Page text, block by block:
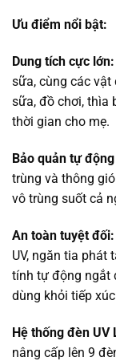
Ưu điểm nổi bật:
Dung tích cực lớn:
sữa, cùng các
sữa, đồ chơi, thìa
thời gian cho mẹ.
Bảo quản tự
trùng và thông
vô trùng suốt cả
An toàn tuyệt đối:
UV, ngăn tia phát
tính tự động ngắt
dùng khỏi tiếp
Hệ thống đèn UV
nâng cấp lên 9